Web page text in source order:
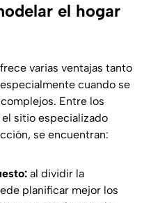
el hogar
varias ventajas tanto
cuando se
Entre los
sitio especializado
se encuentran:
al dividir la
planificar mejor los